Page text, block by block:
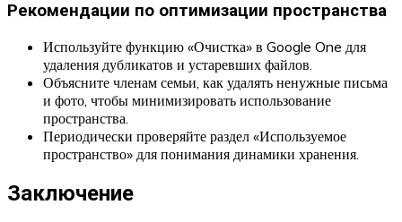
Рекомендации по оптимизации пространства
Используйте функцию «Очистка» в Google One для
удаления дубликатов и устаревших файлов.
Объясните членам семьи, как удалять ненужные письма
и фото, чтобы минимизировать использование
пространства.
Периодически проверяйте раздел «Используемое
пространство» для понимания динамики хранения.
Заключение